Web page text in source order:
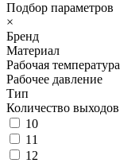
Подбор параметров
×
Бренд
Материал
Рабочая температура
Рабочее давление
Тип
Количество выходов
10
11
12